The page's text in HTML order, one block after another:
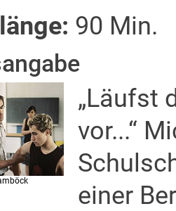
90 Min.
„Läufst
vor...“
einer